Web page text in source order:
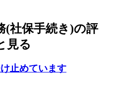
(社保手続き)の評
見る
止めています